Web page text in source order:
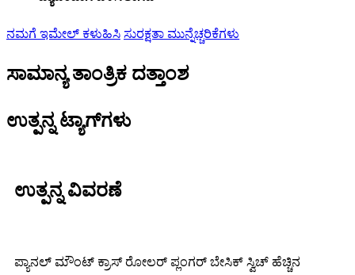
ನಮಗೆ ಇಮೇಲ್ ಕಳುಹಿಸಿ ಸುರಕ್ಷತಾ ಮುನ್ನೆಚ್ಚರಿಕೆಗಳು
ಸಾಮಾನ್ಯ ತಾಂತ್ರಿಕ ದತ್ತಾಂಶ
ಉತ್ಪನ್ನ ಟ್ಯಾಗ್‌ಗಳು
ಉತ್ಪನ್ನ ವಿವರಣೆ
ಪ್ಯಾನಲ್ ಮೌಂಟ್ ಕ್ರಾಸ್ ರೋಲರ್ ಪ್ಲಂಗರ್ ಬೇಸಿಕ್ ಸ್ವಿಚ್ ಹೆಚ್ಚಿನ